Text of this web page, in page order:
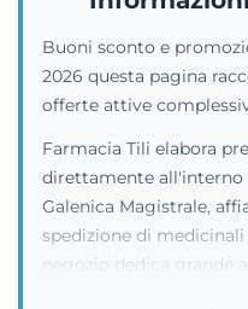
Buoni sconto e
2026 questa pagina
offerte attive
Farmacia Tili elabora
direttamente
Galenica Magistrale,
spedizione di
negozio dedica grande